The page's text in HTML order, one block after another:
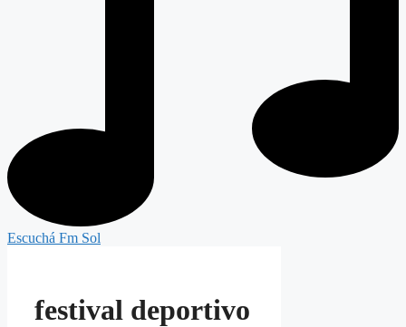
Escuchá Fm Sol
festival deportivo